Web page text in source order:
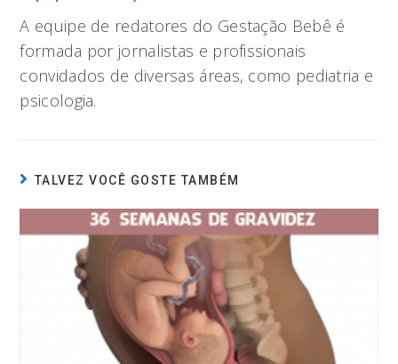
A equipe de redatores do Gestação Bebê é
formada por jornalistas e profissionais
convidados de diversas áreas, como pediatria e
psicologia.
TALVEZ VOCÊ GOSTE TAMBÉM